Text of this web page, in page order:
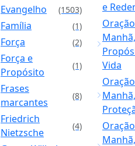
Evangelho (1503)
Família (1)
Força (2)
Força e
Propósito
(1)
Frases
marcantes
(8)
Friedrich
Nietzsche
(4)
e
Manhã,
Vida
Manhã,
Manhã,